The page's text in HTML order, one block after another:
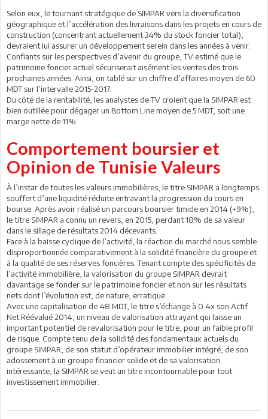
Selon eux, le tournant stratégique de SIMPAR vers la diversification
géographique et l’accélération des livraisons dans les projets en cours de
construction (concentrant actuellement 34% du stock foncier total),
devraient lui assurer un développement serein dans les années à venir.
Confiants sur les perspectives d’avenir du groupe, TV estimé que le
patrimoine foncier actuel sécuriserait aisément les ventes des trois
prochaines années. Ainsi, on tablé sur un chiffre d’affaires moyen de 60
MDT sur l’intervalle 2015-2017.
Du côté de la rentabilité, les analystes de TV croient que la SIMPAR est
bien outillée pour dégager un Bottom Line moyen de 5 MDT, soit une
marge nette de 11%.
Comportement boursier et
Opinion de Tunisie Valeurs
À l’instar de toutes les valeurs immobilières, le titre SIMPAR a longtemps
souffert d’une liquidité réduite entravant la progression du cours en
bourse. Après avoir réalisé un parcours boursier timide en 2014 (+9%),
le titre SIMPAR a connu un revers, en 2015, perdant 18% de sa valeur
dans le sillage de résultats 2014 décevants.
Face à la baisse cyclique de l’activité, la réaction du marché nous semble
disproportionnée comparativement à la solidité financière du groupe et
à la qualité de ses réserves foncières. Tenant compte des spécificités de
l’activité immobilière, la valorisation du groupe SIMPAR devrait
davantage se fonder sur le patrimoine foncier et non sur les résultats
nets dont l’évolution est, de nature, erratique.
Avec une capitalisation de 48 MDT, le titre s’échange à 0.4x son Actif
Net Réévalué 2014, un niveau de valorisation attrayant qui laisse un
important potentiel de revalorisation pour le titre, pour un faible profil
de risque. Compte tenu de la solidité des fondamentaux actuels du
groupe SIMPAR, de son statut d’opérateur immobilier intégré, de son
adossement à un groupe financier solide et de sa valorisation
intéressante, la SIMPAR se veut un titre incontournable pour tout
investissement immobilier.